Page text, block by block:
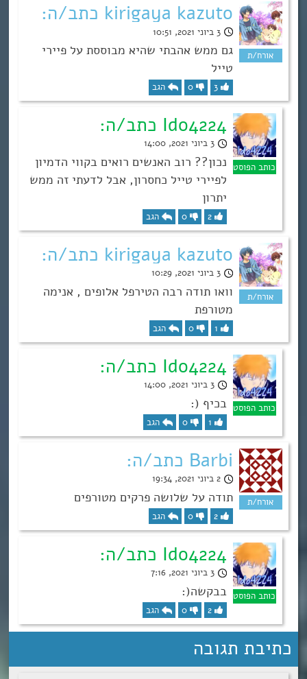
kirigaya kazuto כתב/ה:
3 ביוני 2021, 10:51
גם ממש אהבתי שהיא מבוססת על פיירי
טייל
3
0 הגב
Ido4224 כתב/ה:
3 ביוני 2021, 14:00
נכון?? רוב האנשים רואים בקווי הדמיון
לפיירי טייל כחסרון, אבל לדעתי זה ממש
יתרון
2
0 הגב
kirigaya kazuto כתב/ה:
3 ביוני 2021, 10:29
וואו תודה רבה הטירפל אלופים , אנימה
מטורפת
1
0 הגב
Ido4224 כתב/ה:
3 ביוני 2021, 14:00
בכיף (:
1
0 הגב
Barbi כתב/ה:
2 ביוני 2021, 19:34
תודה על שלושה פרקים מטורפים
2
0 הגב
Ido4224 כתב/ה:
3 ביוני 2021, 7:16
בבקשה(:
2
0 הגב
כתיבת תגובה